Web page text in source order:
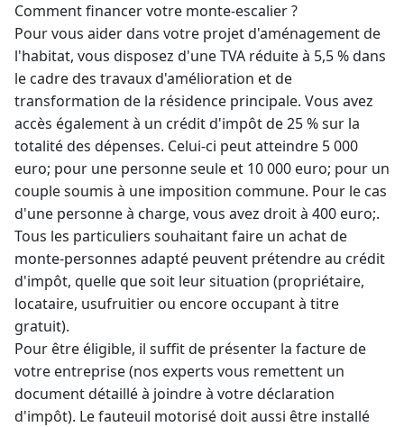
Comment financer votre monte-escalier ?
Pour vous aider dans votre projet d'aménagement de
l'habitat, vous disposez d'une TVA réduite à 5,5 % dans
le cadre des travaux d'amélioration et de
transformation de la résidence principale. Vous avez
accès également à un crédit d'impôt de 25 % sur la
totalité des dépenses. Celui-ci peut atteindre 5 000
euro; pour une personne seule et 10 000 euro; pour un
couple soumis à une imposition commune. Pour le cas
d'une personne à charge, vous avez droit à 400 euro;.
Tous les particuliers souhaitant faire un achat de
monte-personnes adapté peuvent prétendre au crédit
d'impôt, quelle que soit leur situation (propriétaire,
locataire, usufruitier ou encore occupant à titre
gratuit).
Pour être éligible, il suffit de présenter la facture de
votre entreprise (nos experts vous remettent un
document détaillé à joindre à votre déclaration
d'impôt). Le fauteuil motorisé doit aussi être installé